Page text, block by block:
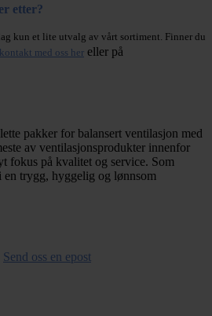
etter?
kun et lite utvalg av vårt sortiment. Finner du
med oss her eller på
pakker for balansert ventilasjon med
av ventilasjonsprodukter innenfor
fokus på kvalitet og service. Som
en trygg, hyggelig og lønnsom
Send oss en epost